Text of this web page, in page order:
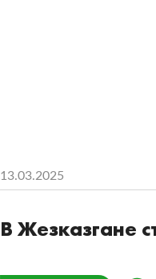
13.03.2025
В Жезказгане